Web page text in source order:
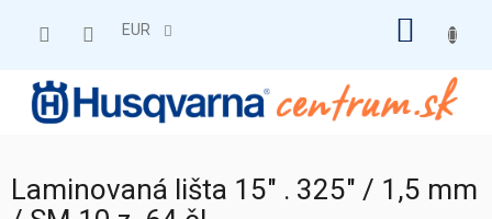
EUR
Laminovaná lišta 15" . 325" / 1,5 mm